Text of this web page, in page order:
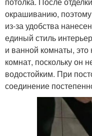
окрашиванию,
из-за удобства
единый стиль
и ванной комнаты,
комнат, поскольку он
водостойким. При
соединение